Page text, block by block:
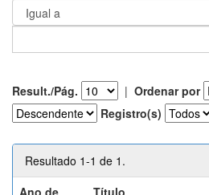
Result./Pág. | Ordenar por
Registro(s)
Resultado 1-1 de 1.
Ano de
Título